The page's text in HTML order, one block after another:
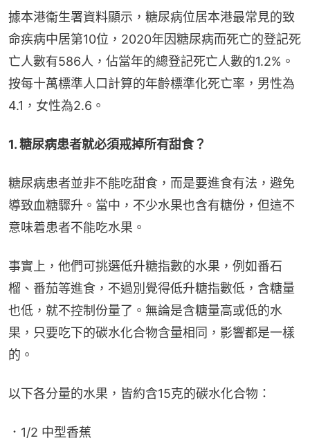
據本港衞生署資料顯示，糖尿病位居本港最常見的致
命疾病中居第10位，2020年因糖尿病而死亡的登記死
亡人數有586人，佔當年的總登記死亡人數的1.2%。
按每十萬標準人口計算的年齡標準化死亡率，男性為
4.1，女性為2.6。
1. 糖尿病患者就必須戒掉所有甜食？
糖尿病患者並非不能吃甜食，而是要進食有法，避免
導致血糖驟升。當中，不少水果也含有糖份，但這不
意味着患者不能吃水果。
事實上，他們可挑選低升糖指數的水果，例如番石
榴、番茄等進食，不過別覺得低升糖指數低，含糖量
也低，就不控制份量了。無論是含糖量高或低的水
果，只要吃下的碳水化合物含量相同，影響都是一樣
的。
以下各分量的水果，皆約含15克的碳水化合物：
．1/2 中型香蕉